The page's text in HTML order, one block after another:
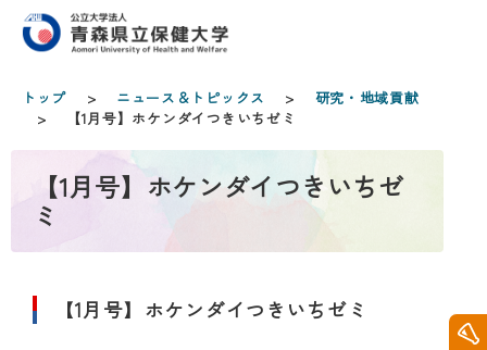
トップ > ニュース＆トピックス > 研究・地域貢献
> 【1月号】ホケンダイつきいちゼミ
【1月号】ホケンダイつきいちゼ
ミ
【1月号】ホケンダイつきいちゼミ